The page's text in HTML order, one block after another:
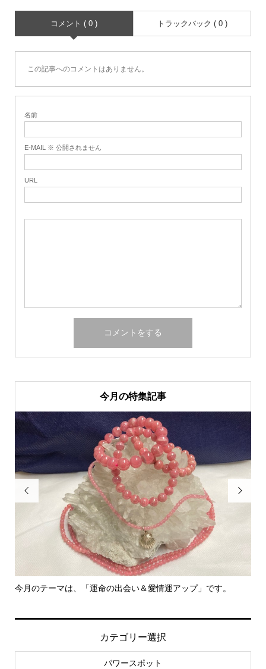
コメント ( 0 ) トラックバック ( 0 )
この記事へのコメントはありません。
名前
E-MAIL ※ 公開されません
URL
今月の特集記事

今月のテーマは、「運命の出会い＆愛情運アップ」です。

カテゴリー選択
パワースポット